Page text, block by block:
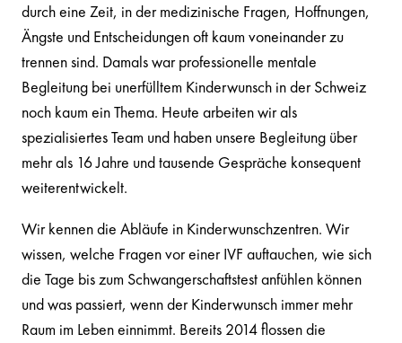
durch eine Zeit, in der medizinische Fragen, Hoffnungen,
Ängste und Entscheidungen oft kaum voneinander zu
trennen sind. Damals war professionelle mentale
Begleitung bei unerfülltem Kinderwunsch in der Schweiz
noch kaum ein Thema. Heute arbeiten wir als
spezialisiertes Team und haben unsere Begleitung über
mehr als 16 Jahre und tausende Gespräche konsequent
weiterentwickelt.
Wir kennen die Abläufe in Kinderwunschzentren. Wir
wissen, welche Fragen vor einer IVF auftauchen, wie sich
die Tage bis zum Schwangerschaftstest anfühlen können
und was passiert, wenn der Kinderwunsch immer mehr
Raum im Leben einnimmt. Bereits 2014 flossen die